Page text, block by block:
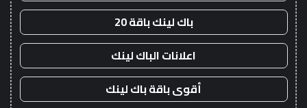
باك لينك باقة 20
اعلانات الباك لينك
أقوى باقة باك لينك